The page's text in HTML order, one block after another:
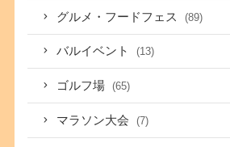
グルメ・フードフェス (89)
バルイベント (13)
ゴルフ場 (65)
マラソン大会 (7)